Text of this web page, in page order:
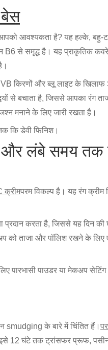
आवश्यकता है? यह हल्के, बहु-
से समृद्ध है। यह प्राकृतिक
किरणों और ब्लू लाइट के खिलाफ
से बचाता है, जिससे आपका रंग
मनाने के लिए जारी रखता है।
कि डेवी फिनिश।
और लंबे समय
क्रीमपरम विकल्प है। यह रंग क्रीम
करता है, जिससे यह दिन
ताजा और पॉलिश रखने के लिए
पारभासी पाउडर या मेकअप
smudging के बारे में चिंतित हैं।
12 घंटे तक ट्रांसफर प्रूफ,